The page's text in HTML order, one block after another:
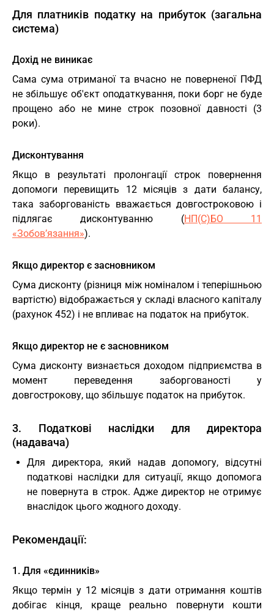
Для платників податку на прибуток (загальна
система)
Дохід не виникає
Сама сума отриманої та вчасно не поверненої ПФД
не збільшує об'єкт оподаткування, поки борг не буде
прощено або не мине строк позовної давності (3
роки).
Дисконтування
Якщо в результаті пролонгації строк повернення
допомоги перевищить 12 місяців з дати балансу,
така заборгованість вважається довгостроковою і
підлягає дисконтуванню (НП(С)БО 11
«Зобов’язання»).
Якщо директор є засновником
Сума дисконту (різниця між номіналом і теперішньою
вартістю) відображається у складі власного капіталу
(рахунок 452) і не впливає на податок на прибуток.
Якщо директор не є засновником
Сума дисконту визнається доходом підприємства в
момент переведення заборгованості у
довгострокову, що збільшує податок на прибуток.
3. Податкові наслідки для директора
(надавача)
Для директора, який надав допомогу, відсутні
податкові наслідки для ситуації, якщо допомога
не повернута в строк. Адже директор не отримує
внаслідок цього жодного доходу.
Рекомендації:
1. Для «єдинників»
Якщо термін у 12 місяців з дати отримання коштів
добігає кінця, краще реально повернути кошти